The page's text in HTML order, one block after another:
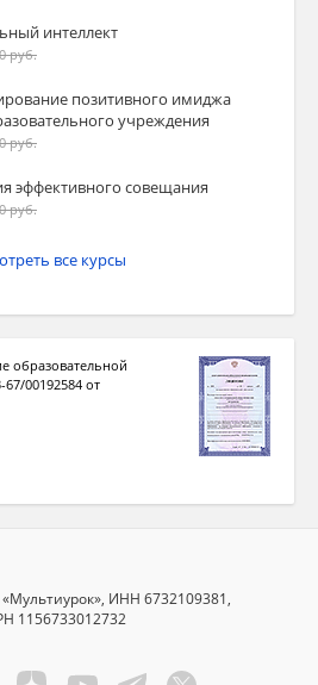
интеллект
руб.
позитивного имиджа
учреждения
руб.
эффективного совещания
руб.
все курсы
образовательной
00192584 от
ИНН 6732109381,
1156733012732